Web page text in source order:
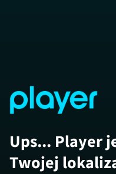
Ups... Player
Twojej